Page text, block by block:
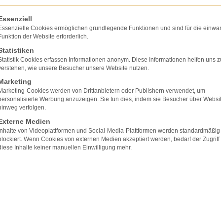
des Landgerichts Hannover bestätigt, das
Kindes bestätigt hat. Die Mutter des Kindes
dass ihr Kind „zu ruhig“ war. Anfangs dachte
es sich gar nicht mehr regte. Sie habe klingeln
der Geburt habe sie zunächst auch nicht
der Hebamme erst 15 Minuten später
Behandlung hat das Kind eine schwere
Schmerzensgeld und den Ersatz materieller
einen groben Behandlungsfehler (eine
eine Liste der Service-Gruppen, für die eine
Cookies ermöglichen grundlegende Funktionen und sind für die
der Website erforderlich.
Cookies erfassen Informationen anonym. Diese Informationen helfen uns
wie unsere Besucher unsere Website nutzen.
Cookies werden von Drittanbietern oder Publishern verwendet, um
Werbung anzuzeigen. Sie tun dies, indem sie Besucher über
verfolgen.
Medien
Inhalte von Videoplattformen und Social-Media-Plattformen werden standardmäßig
Wenn Cookies von externen Medien akzeptiert werden, bedarf der Zugriff
Inhalte keiner manuellen Einwilligung mehr.